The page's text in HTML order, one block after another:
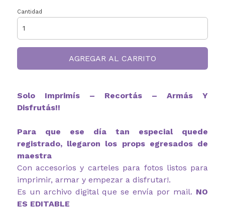
Cantidad
AGREGAR AL CARRITO
Solo Imprimís – Recortás – Armás Y
Disfrutás!!
Para que ese día tan especial quede
registrado, llegaron los props egresados de
maestra
Con accesorios y carteles para fotos listos para
imprimir, armar y empezar a disfrutar!.
Es un archivo digital que se envía por mail. NO
ES EDITABLE